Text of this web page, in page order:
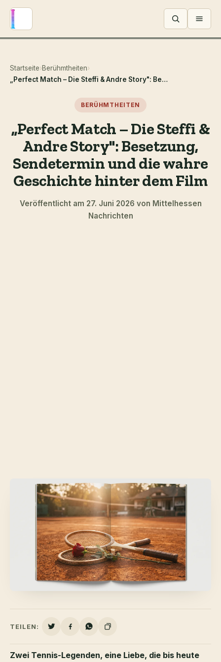
Menü
Startseite›Berühmtheiten›
„Perfect Match – Die Steffi & Andre Story": Besetzung, Sendetermin und die wahre Geschichte hinter dem Film
BERÜHMTHEITEN
„Perfect Match – Die Steffi &
Andre Story": Besetzung,
Sendetermin und die wahre
Geschichte hinter dem Film
Veröffentlicht am 27. Juni 2026 von Mittelhessen
Nachrichten
TEILEN:
Zwei Tennis-Legenden, eine Liebe, die bis heute